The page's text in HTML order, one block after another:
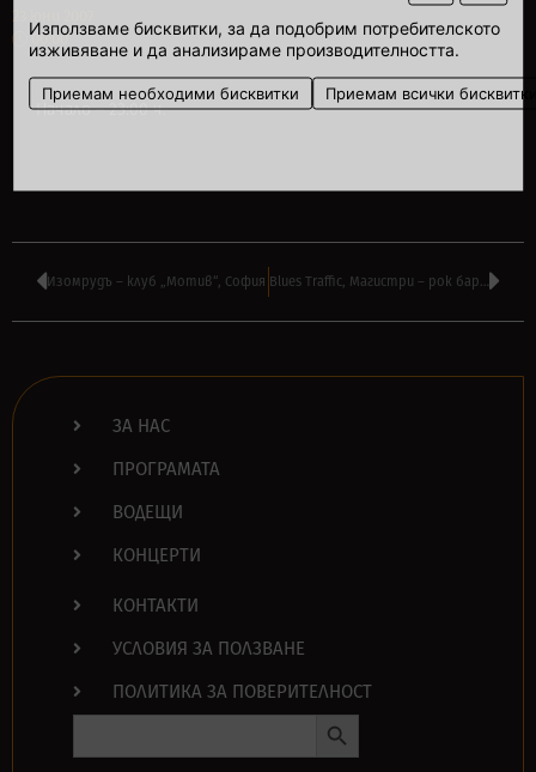
Използваме бисквитки, за да подобрим потребителското
изживяване и да анализираме производителността.
Приемам необходими бисквитки Приемам всички
00:00
Начало – 23:00 ч.
Изомрудъ – клуб „Мотив“, София Blues Traffic, Магистри – рок бар „Fans“, София
ЗА НАС
ПРОГРАМАТА
ВОДЕЩИ
КОНЦЕРТИ
КОНТАКТИ
УСЛОВИЯ ЗА ПОЛЗВАНЕ
ПОЛИТИКА ЗА ПОВЕРИТЕЛНОСТ
Search Button